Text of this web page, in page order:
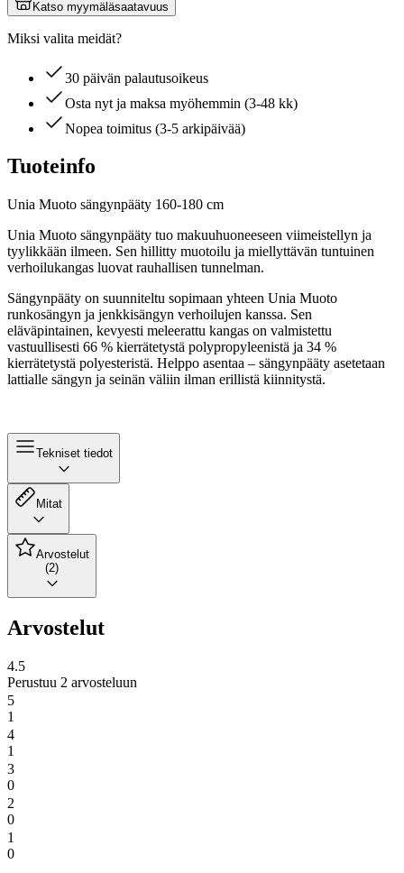
Katso myymäläsaatavuus
Miksi valita meidät?
30 päivän palautusoikeus
Osta nyt ja maksa myöhemmin (3-48 kk)
Nopea toimitus (3-5 arkipäivää)
Tuoteinfo
Unia Muoto sängynpääty 160-180 cm
Unia Muoto sängynpääty tuo makuuhuoneeseen viimeistellyn ja
tyylikkään ilmeen. Sen hillitty muotoilu ja miellyttävän tuntuinen
verhoilukangas luovat rauhallisen tunnelman.
Sängynpääty on suunniteltu sopimaan yhteen Unia Muoto
runkosängyn ja jenkkisängyn verhoilujen kanssa. Sen
eläväpintainen, kevyesti meleerattu kangas on valmistettu
vastuullisesti 66 % kierrätetystä polypropyleenistä ja 34 %
kierrätetystä polyesteristä. Helppo asentaa – sängynpääty asetetaan
lattialle sängyn ja seinän väliin ilman erillistä kiinnitystä.
Tekniset tiedot
Mitat
Arvostelut
(2)
Arvostelut
4.5
Perustuu 2 arvosteluun
5
1
4
1
3
0
2
0
1
0